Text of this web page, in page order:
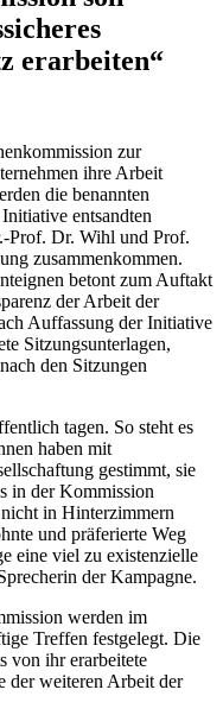
erarbeiten“
zur
ihre Arbeit
die benannten
entsandten
Prof. Dr. Wihl und Prof.
zusammenkommen.
betont zum Auftakt
der Arbeit der
Auffassung der Initiative
Sitzungsunterlagen,
den Sitzungen
tagen. So steht es
haben mit
gestimmt, sie
in der Kommission
in Hinterzimmern
und präferierte Weg
eine viel zu existenzielle
der Kampagne.
werden im
Treffen festgelegt. Die
von ihr erarbeitete
der weiteren Arbeit der